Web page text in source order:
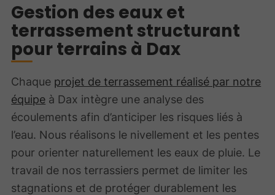
Gestion des eaux et
terrassement structurant
pour terrains à Dax
Chaque projet de terrassement réalisé par notre
équipe à Dax intègre une analyse des
écoulements afin d’anticiper les risques liés à
l’eau. Nous réalisons le nivellement et les pentes
pour orienter naturellement les eaux de pluie. Le
travail de nos terrassiers permet de limiter les
stagnations et de protéger durablement les